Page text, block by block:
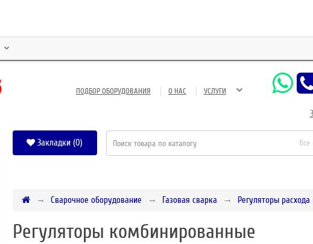
ПОДБОР ОБОРУДОВАНИЯ О НАС УСЛУГИ
Закладки (0) Все
Сварочное оборудование Газовая сварка Регуляторы расхода
Регуляторы комбинированные